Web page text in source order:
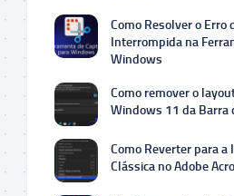
Como Resolver o Erro
Interrompida na
Windows
Como remover o
Windows 11 da Barra
Como Reverter para a
Clássica no Adobe